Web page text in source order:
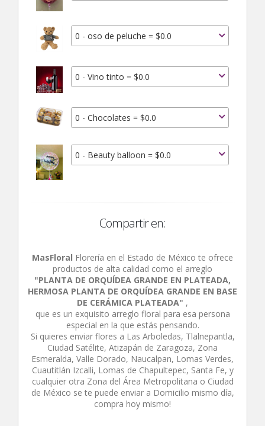
0 - oso de peluche = $0.0
0 - Vino tinto = $0.0
0 - Chocolates = $0.0
0 - Beauty balloon = $0.0
Compartir en:
MasFloral Florería en el Estado de México te ofrece
productos de alta calidad como el arreglo
"PLANTA DE ORQUÍDEA GRANDE EN PLATEADA,
HERMOSA PLANTA DE ORQUÍDEA GRANDE EN BASE
DE CERÁMICA PLATEADA" ,
que es un exquisito arreglo floral para esa persona
especial en la que estás pensando.
Si quieres enviar flores a Las Arboledas, Tlalnepantla,
Ciudad Satélite, Atizapán de Zaragoza, Zona
Esmeralda, Valle Dorado, Naucalpan, Lomas Verdes,
Cuautitlán Izcalli, Lomas de Chapultepec, Santa Fe, y
cualquier otra Zona del Área Metropolitana o Ciudad
de México se te puede enviar a Domicilio mismo día,
compra hoy mismo!